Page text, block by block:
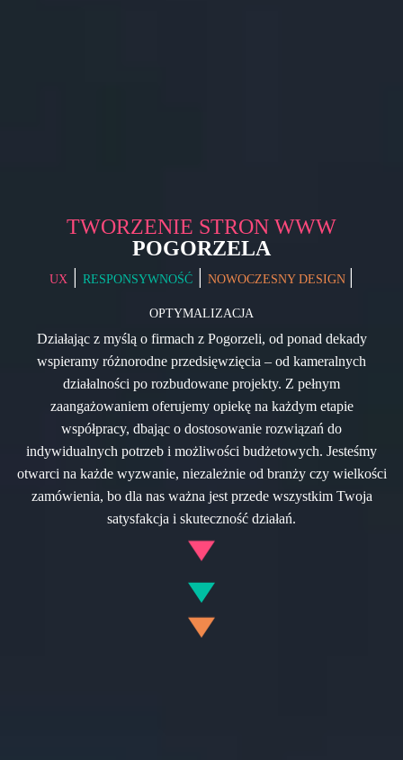
TWORZENIE STRON WWW
POGORZELA
UX | RESPONSYWNOŚĆ | NOWOCZESNY DESIGN |
OPTYMALIZACJA
Działając z myślą o firmach z Pogorzeli, od ponad dekady
wspieramy różnorodne przedsięwzięcia – od kameralnych
działalności po rozbudowane projekty. Z pełnym
zaangażowaniem oferujemy opiekę na każdym etapie
współpracy, dbając o dostosowanie rozwiązań do
indywidualnych potrzeb i możliwości budżetowych. Jesteśmy
otwarci na każde wyzwanie, niezależnie od branży czy wielkości
zamówienia, bo dla nas ważna jest przede wszystkim Twoja
satysfakcja i skuteczność działań.